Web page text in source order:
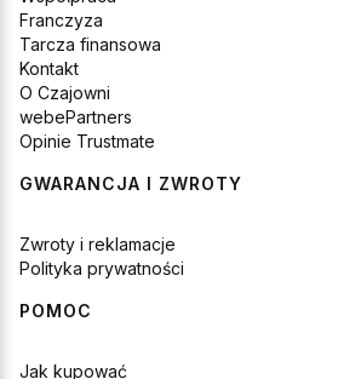
Franczyza
Tarcza finansowa
Kontakt
O Czajowni
webePartners
Opinie Trustmate
GWARANCJA I ZWROTY
Zwroty i reklamacje
Polityka prywatności
POMOC
Jak kupować